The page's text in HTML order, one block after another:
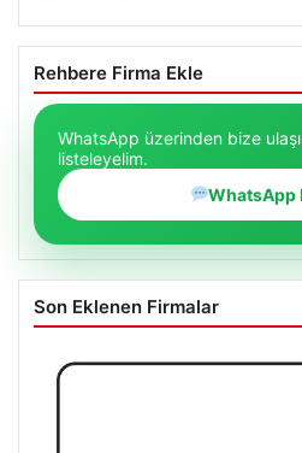
Rehbere Firma Ekle
WhatsApp üzerinden bize
listeleyelim.
WhatsApp
Son Eklenen Firmalar